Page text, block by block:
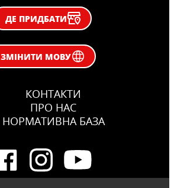
ДЕ ПРИДБАТИ
ЗМІНИТИ МОВУ
КОНТАКТИ
ПРО НАС
НОРМАТИВНА БАЗА